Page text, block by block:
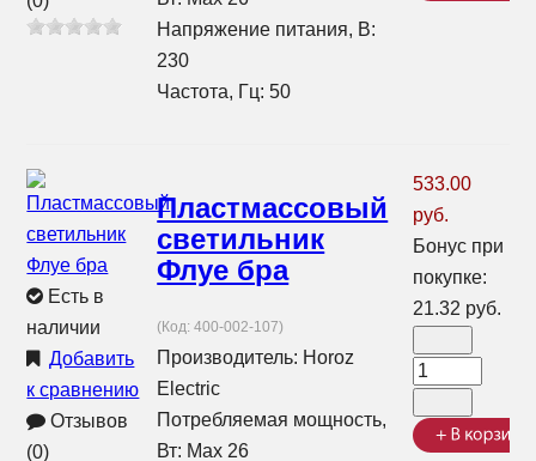
Напряжение питания, В:
230
Частота, Гц: 50
Есть в
наличии
Добавить
к сравнению
Отзывов
(0)
Пластмассовый
светильник
Флуе бра
(Код:400-002-107)
Производитель: Horoz
Electric
Потребляемая мощность,
Вт: Max 26
533.00
руб.
Бонус при
покупке:
21.32 руб.